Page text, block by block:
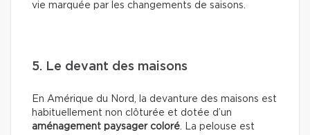
vie marquée par les changements de saisons.
5. Le devant des maisons
En Amérique du Nord, la devanture des maisons est
habituellement non clôturée et dotée d’un
aménagement paysager coloré. La pelouse est